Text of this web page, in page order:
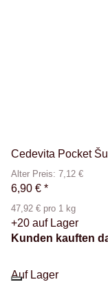
Cedevita Pocket
Alter Preis: 7,12 €
6,90 € *
47,92 € pro 1 kg
+20 auf Lager
Kunden kauften
Auf Lager